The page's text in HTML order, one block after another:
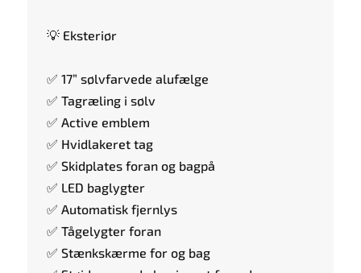
💡 Eksteriør
✅ 17” sølvfarvede alufælge
✅ Tagræling i sølv
✅ Active emblem
✅ Hvidlakeret tag
✅ Skidplates foran og bagpå
✅ LED baglygter
✅ Automatisk fjernlys
✅ Tågelygter foran
✅ Stænkskærme for og bag